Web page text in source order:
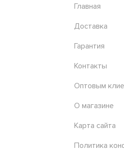
Главная
Доставка
Гарантия
Контакты
Оптовым
О магазине
Карта сайта
Политика